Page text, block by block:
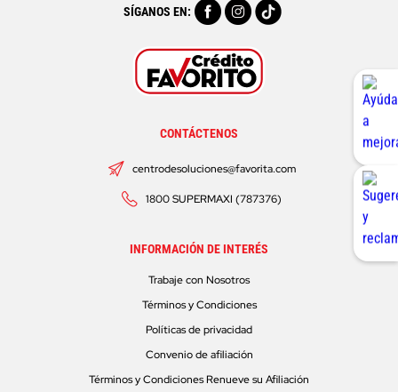
SÍGANOS EN:
CONTÁCTENOS
centrodesoluciones@favorita.com
1800 SUPERMAXI (787376)
INFORMACIÓN DE INTERÉS
Trabaje con Nosotros
Términos y Condiciones
Políticas de privacidad
Convenio de afiliación
Términos y Condiciones Renueve su Afiliación